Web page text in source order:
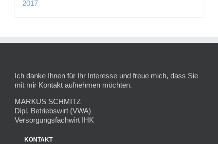
Ich danke Ihnen für Ihr Interesse und freue mich, dass Sie
mit mir Kontakt aufnehmen möchten.
MARKUS SCHMITZ
Dipl. Betriebswirt (VWA)
Versorgungsfachwirt IHK
KONTAKT